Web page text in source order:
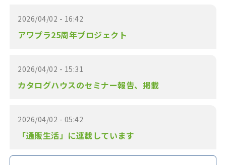
2026/04/02 - 16:42
アワプラ25周年プロジェクト
2026/04/02 - 15:31
カタログハウスのセミナー報告、掲載
2026/04/02 - 05:42
「通販生活」に連載しています